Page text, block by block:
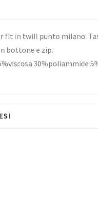
fit in twill punto milano.
bottone e zip.
30%poliammide